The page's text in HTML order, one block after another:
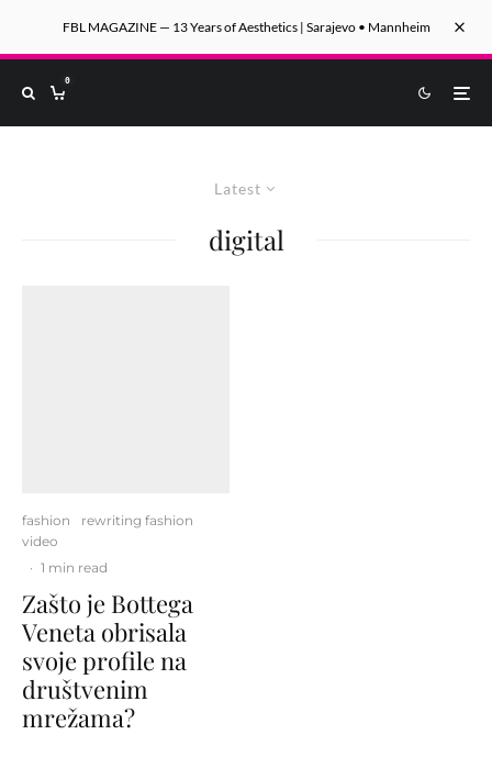
FBL MAGAZINE — 13 Years of Aesthetics | Sarajevo • Mannheim
0
Latest
digital
fashion
rewriting fashion
video
· 1 min read
Zašto je Bottega
Veneta obrisala
svoje profile na
društvenim
mrežama?